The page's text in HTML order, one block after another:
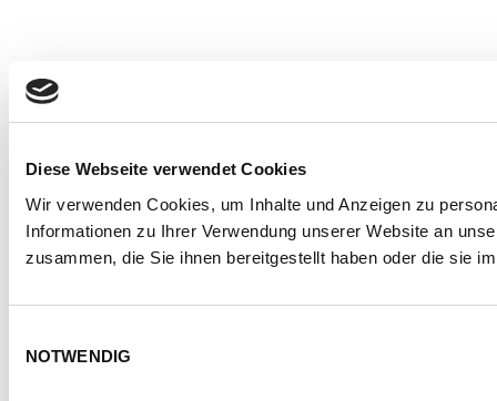
Diese Webseite verwendet Cookies
Wir verwenden Cookies, um Inhalte und Anzeigen zu
Informationen zu Ihrer Verwendung unserer Website an
zusammen, die Sie ihnen bereitgestellt haben oder die sie
NOTWENDIG